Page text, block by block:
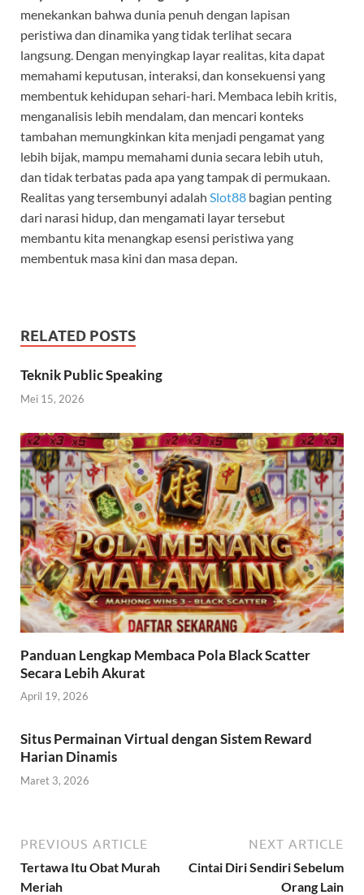
menekankan bahwa dunia penuh dengan lapisan
peristiwa dan dinamika yang tidak terlihat secara
langsung. Dengan menyingkap layar realitas, kita dapat
memahami keputusan, interaksi, dan konsekuensi yang
membentuk kehidupan sehari-hari. Membaca lebih kritis,
menganalisis lebih mendalam, dan mencari konteks
tambahan memungkinkan kita menjadi pengamat yang
lebih bijak, mampu memahami dunia secara lebih utuh,
dan tidak terbatas pada apa yang tampak di permukaan.
Realitas yang tersembunyi adalah Slot88 bagian penting
dari narasi hidup, dan mengamati layar tersebut
membantu kita menangkap esensi peristiwa yang
membentuk masa kini dan masa depan.
RELATED POSTS
Teknik Public Speaking
Mei 15, 2026
Panduan Lengkap Membaca Pola Black Scatter
Secara Lebih Akurat
April 19, 2026
Situs Permainan Virtual dengan Sistem Reward
Harian Dinamis
Maret 3, 2026
PREVIOUS ARTICLE
Tertawa Itu Obat Murah
Meriah
NEXT ARTICLE
Cintai Diri Sendiri Sebelum
Orang Lain